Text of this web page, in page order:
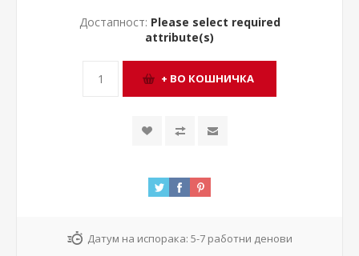
Достапност: Please select required
attribute(s)
Датум на испорака: 5-7 работни денови